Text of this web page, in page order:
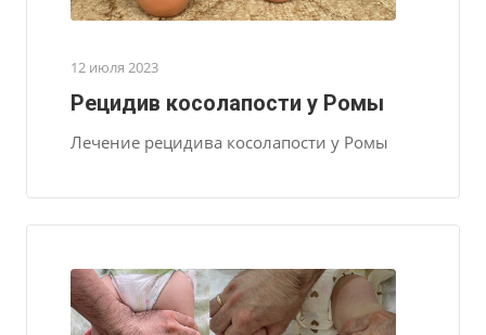
12 июля 2023
Рецидив косолапости у Ромы
Лечение рецидива косолапости у Ромы